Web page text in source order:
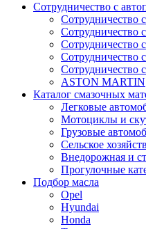
Сотрудничество с
Сотрудничество
Сотрудничество
Сотрудничество
Сотрудничество
Сотрудничество
ASTON MARTIN
Каталог смазочных
Легковые
Мотоциклы и
Грузовые
Сельское
Внедорожная и
Прогулочные
Подбор масла
Opel
Hyundai
Honda